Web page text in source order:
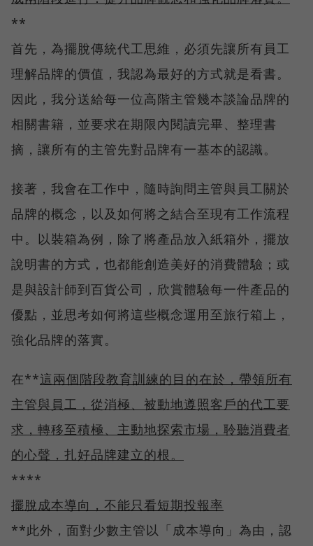
**
首先，為擺脫傳統代工思維，必須先讓所有員工
理解品牌的價值，我認為最好的方式就是看書。
因此，我分送給每一位高階主管幾本談論品牌的
相關書籍，並要求在期限內閱讀完畢、整理書
摘，讓所有的主管先對品牌有一基本的認識。
接著，我會在工作中，隨時詢問主管與員工關於
品牌的概念，以及如何將之結合至現有工作流程
中。以裝箱為例，除了將產品放入紙箱外，擺放
說明書的方式，也都能創造美好的消費體驗；或
是與設計師到百貨公司，欣賞體驗每一件產品的
優點，並思考如何將這些概念運用至旅行箱上，
強化品牌的落實。
在**這兩個階段教育訓練的目的在於，帶領所有
主管與員工，從消極、被動地遵照客戶的代工要
求，轉移至積極、主動地探索市場，聆聽消費者
的心聲，扎好品牌建立的根。
****
擺脫成本導向，不能只看短期投報率
**此外，面對少數主管以「成本導向」為由，認